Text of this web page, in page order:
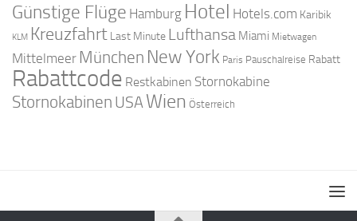
Günstige Flüge Hamburg Hotel Hotels.com Karibik
KLM Kreuzfahrt Last Minute Lufthansa Miami Mietwagen
Mittelmeer München New York Paris Pauschalreise Rabatt
Rabattcode Restkabinen Stornokabine
Stornokabinen USAWien Österreich